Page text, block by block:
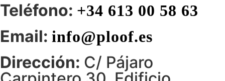
Teléfono: +34 613 00 58 63
Email: info@ploof.es
Dirección: C/ Pájaro